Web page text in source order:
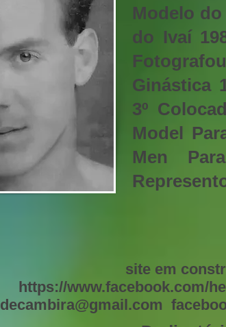
Modelo do
do Ivaí
Ginástica
3º
Model
Men
site em
https://www.facebook.com/
decambira@gmail.com